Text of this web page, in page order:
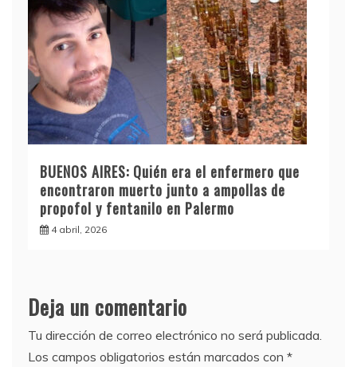
BUENOS AIRES: Quién era el enfermero que
encontraron muerto junto a ampollas de
propofol y fentanilo en Palermo
4 abril, 2026
Deja un comentario
Tu dirección de correo electrónico no será publicada.
Los campos obligatorios están marcados con *